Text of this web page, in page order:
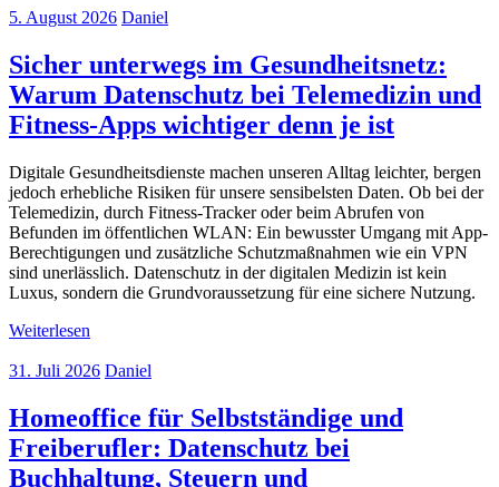
5. August 2026 Daniel
Sicher unterwegs im Gesundheitsnetz:
Warum Datenschutz bei Telemedizin und
Fitness-Apps wichtiger denn je ist
Digitale Gesundheitsdienste machen unseren Alltag leichter, bergen
jedoch erhebliche Risiken für unsere sensibelsten Daten. Ob bei der
Telemedizin, durch Fitness-Tracker oder beim Abrufen von
Befunden im öffentlichen WLAN: Ein bewusster Umgang mit App-
Berechtigungen und zusätzliche Schutzmaßnahmen wie ein VPN
sind unerlässlich. Datenschutz in der digitalen Medizin ist kein
Luxus, sondern die Grundvoraussetzung für eine sichere Nutzung.
Weiterlesen
31. Juli 2026 Daniel
Homeoffice für Selbstständige und
Freiberufler: Datenschutz bei
Buchhaltung, Steuern und